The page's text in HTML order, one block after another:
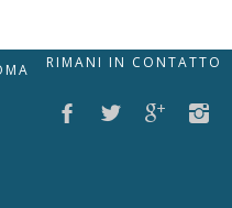
RIMANI IN CONTATTO